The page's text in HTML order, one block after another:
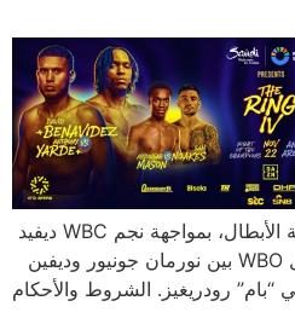
تستضيف الرياض Ring IV: ليلة الأبطال، بمواجهة نجم WBC ديفيد
بينافيديز ضد أنتوني يارد، ونزال WBO بين نورمان جونيور وديفين
“بام” رودريغيز. الشروط والأحكام